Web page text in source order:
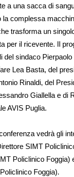
a una sacca di
la complessa
trasforma un
per il ricevente. Il
del sindaco Pierpaolo
Lea Basta, del
Rinaldi, del
Giallella e di
AVIS Puglia.
vedrà gli
SIMT
Policlinico Foggia)
Foggia).